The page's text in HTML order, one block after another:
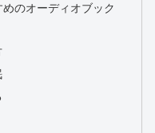
のオーディオブック